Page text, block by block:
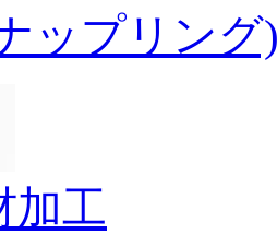
ップリング
加工